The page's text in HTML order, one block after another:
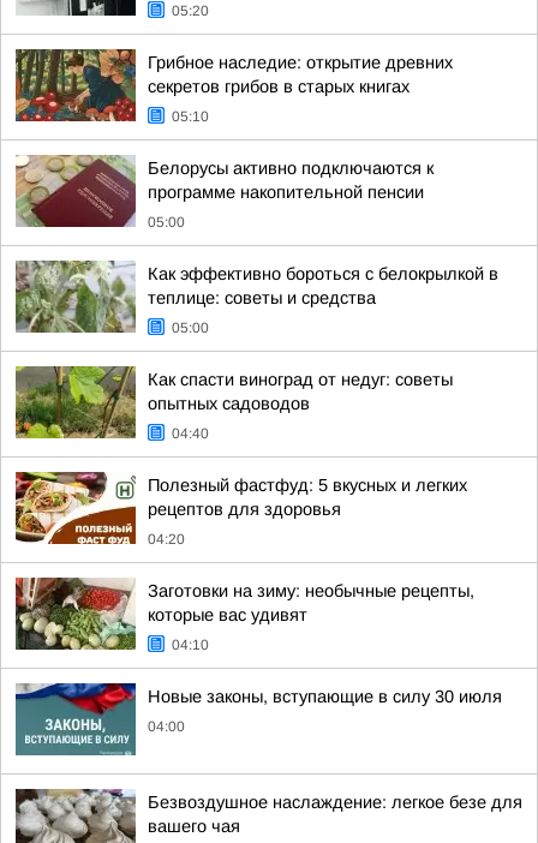
05:20
Грибное наследие: открытие древних
секретов грибов в старых книгах
05:10
Белорусы активно подключаются к
программе накопительной пенсии
05:00
Как эффективно бороться с белокрылкой в
теплице: советы и средства
05:00
Как спасти виноград от недуг: советы
опытных садоводов
04:40
Полезный фастфуд: 5 вкусных и легких
рецептов для здоровья
04:20
Заготовки на зиму: необычные рецепты,
которые вас удивят
04:10
Новые законы, вступающие в силу 30 июля
04:00
Безвоздушное наслаждение: легкое безе для
вашего чая